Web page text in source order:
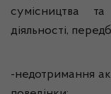
сумісництва
діяльності,
-недотримання